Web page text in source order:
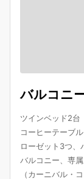
バルコニ
ツインベッド2台
コーヒーテーブ
ローゼット3つ、
バルコニー、専
（カーニバル・